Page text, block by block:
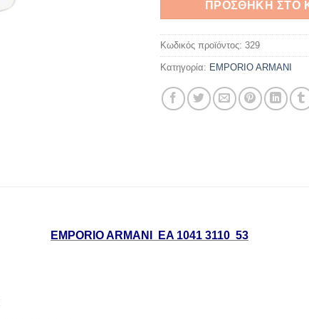
ΠΡΟΣΘΉΚΗ ΣΤΟ
Κωδικός προϊόντος: 329
Κατηγορία: EMPORIO ARMANI
EMPORIO ARMANI EA 1041 3110 53